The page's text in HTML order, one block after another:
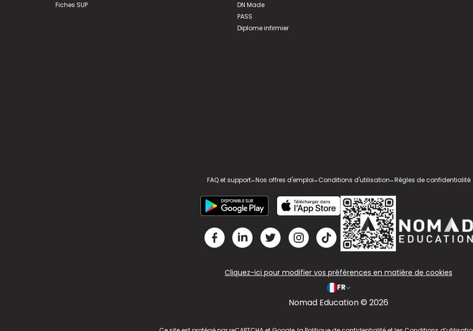
Fiches SUP
DN Made
PASS
Diplome infirmier
FAQ et support-Nos offres d'emploi-Conditions d'utilisation-Règles de confidentialité
Cliquez-ici pour modifier vos préférences en matière de cookies
FR
Nomad Education © 2026